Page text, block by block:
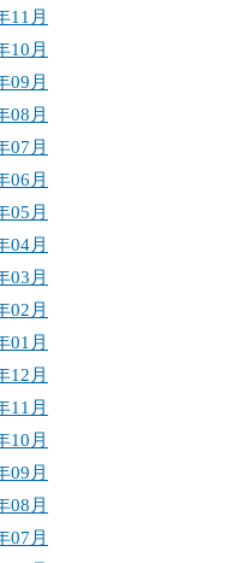
11月
10月
09月
08月
07月
06月
05月
04月
03月
02月
01月
12月
11月
10月
09月
08月
07月